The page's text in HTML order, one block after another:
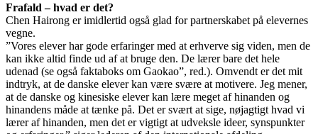
Frafald – hvad er det?
Chen Hairong er imidlertid også glad for partnerskabet på elevernes
vegne.
”Vores elever har gode erfaringer med at erhverve sig viden, men de
kan ikke altid finde ud af at bruge den. De lærer bare det hele
udenad (se også faktaboks om Gaokao”, red.). Omvendt er det mit
indtryk, at de danske elever kan være svære at motivere. Jeg mener,
at de danske og kinesiske elever kan lære meget af hinanden og
hinandens måde at tænke på. Det er svært at sige, nøjagtigt hvad vi
lærer af hinanden, men det er vigtigt at udveksle ideer, synspunkter